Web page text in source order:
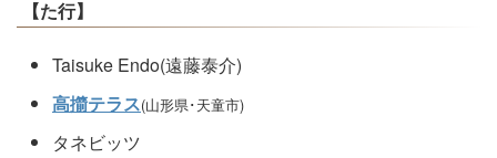
【た行】
Taisuke Endo(遠藤泰介)
高擶テラス(山形県･天童市)
タネビッツ